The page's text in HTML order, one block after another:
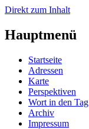
Direkt zum Inhalt
Hauptmenü
Startseite
Adressen
Karte
Perspektiven
Wort in den Tag
Archiv
Impressum